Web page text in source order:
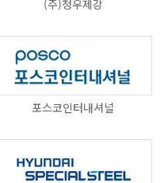
(주)청우제강
포스코인터내셔널